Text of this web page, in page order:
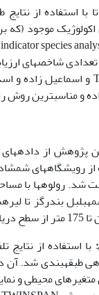
با استفاده از
اکولوژیک موجود
شاخص­های
و مناسب­ترین روش
پژوهش از داده­های
شد.
11 گروه گیاهی